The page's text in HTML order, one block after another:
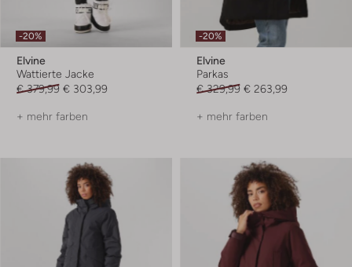
-20%
Elvine
Wattierte Jacke
€ 379,99 € 303,99
+ mehr farben
-20%
Elvine
Parkas
€ 329,99 € 263,99
+ mehr farben